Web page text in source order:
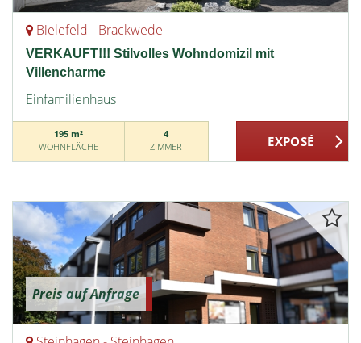
Bielefeld - Brackwede
VERKAUFT!!! Stilvolles Wohndomizil mit
Villencharme
Einfamilienhaus
195 m²
WOHNFLÄCHE
4
ZIMMER
Preis auf Anfrage